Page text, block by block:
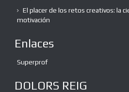
El placer de los retos creativos: la
motivación
Enlaces
Superprof
DOLORS REIG